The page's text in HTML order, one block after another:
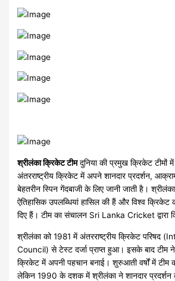
श्रीलंका क्रिकेट टीमदुनिया की प्रमुख क्रिकेट टीमों
अंतरराष्ट्रीय क्रिकेट में अपने शानदार प्रदर्शन,
बेहतरीन स्पिन गेंदबाजी के लिए जानी जाती है।
ऐतिहासिक उपलब्धियां हासिल की हैं और विश्व
दिए हैं। टीम का संचालन Sri Lanka Cricket द्वारा
श्रीलंका को 1981 में अंतरराष्ट्रीय क्रिकेट परिषद
Council) से टेस्ट दर्जा प्राप्त हुआ। इसके बाद टीम ने
क्रिकेट में अपनी पहचान बनाई। शुरुआती वर्षों में टीम
लेकिन 1990 के दशक में श्रीलंका ने शानदार प्रदर्शन